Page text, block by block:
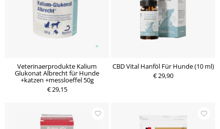
Veterinaerprodukte Kalium
Glukonat Albrecht für Hunde
+katzen +messloeffel 50g
€ 29,15
CBD Vital Hanföl Für Hunde (10 ml)
€ 29,90